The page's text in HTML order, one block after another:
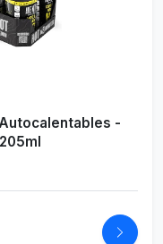
-